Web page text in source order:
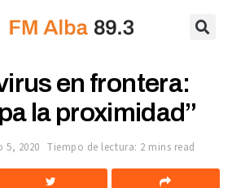
en frontera:
la proximidad”
5, 2020 Tiempo de lectura: 2 mins read